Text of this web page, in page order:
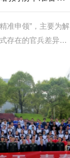
准申领”，主要为解
存在的官兵差异化
费等问题,加快推进
化、人性化转变。